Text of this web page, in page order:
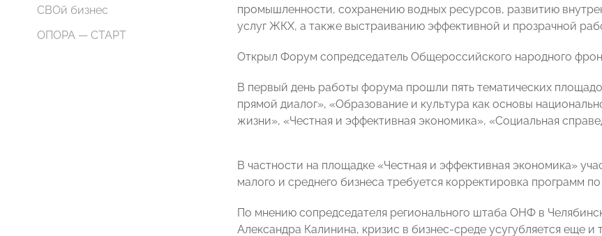
СВОй бизнес
ОПОРА — СТАРТ
промышленности, сохранению водных ресурсов, развитию
услуг ЖКХ, а также выстраиванию эффективной и прозрачной
Открыл Форум сопредседатель Общероссийского народного
В первый день работы форума прошли пять тематических
прямой диалог», «Образование и культура как основы
жизни», «Честная и эффективная экономика», «Социальная
В частности на площадке «Честная и эффективная экономика»
малого и среднего бизнеса требуется корректировка программ
По мнению сопредседателя регионального штаба ОНФ в
Александра Калинина, кризис в бизнес-среде усугубляется еще и